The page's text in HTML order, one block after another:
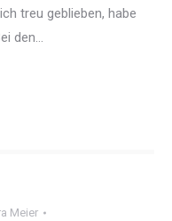
treu geblieben, habe
den…
Meier